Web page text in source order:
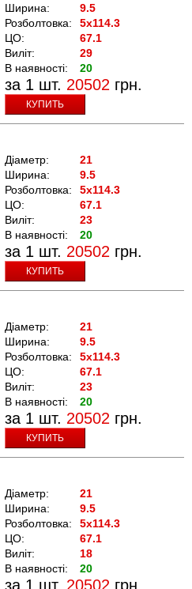
Ширина:
9.5
Розболтовка:
5x114.3
ЦО:
67.1
Виліт:
29
В наявності:
20
за 1 шт. 20502 грн.
КУПИТЬ
Діаметр:
21
Ширина:
9.5
Розболтовка:
5x114.3
ЦО:
67.1
Виліт:
23
В наявності:
20
за 1 шт. 20502 грн.
КУПИТЬ
Діаметр:
21
Ширина:
9.5
Розболтовка:
5x114.3
ЦО:
67.1
Виліт:
23
В наявності:
20
за 1 шт. 20502 грн.
КУПИТЬ
Діаметр:
21
Ширина:
9.5
Розболтовка:
5x114.3
ЦО:
67.1
Виліт:
18
В наявності:
20
за 1 шт. 20502 грн.